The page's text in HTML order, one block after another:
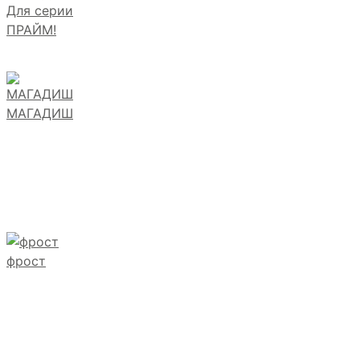
Для серии
ПРАЙМ!
МАГАДИШ
фрост